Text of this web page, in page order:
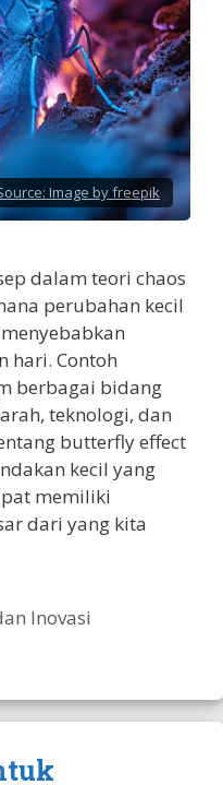
Image by freepik
dalam teori chaos
perubahan kecil
hari. Contoh
berbagai bidang
teknologi, dan
butterfly effect
kecil yang
memiliki
dari yang kita
Inovasi